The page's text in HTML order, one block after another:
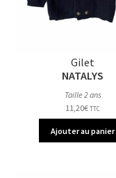
Gilet
NATALYS
Taille 2 ans
11,20€ TTC
Ajouter au panier